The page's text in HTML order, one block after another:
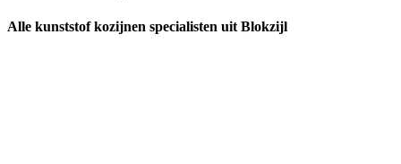
Alle kunststof kozijnen specialisten uit Blokzijl